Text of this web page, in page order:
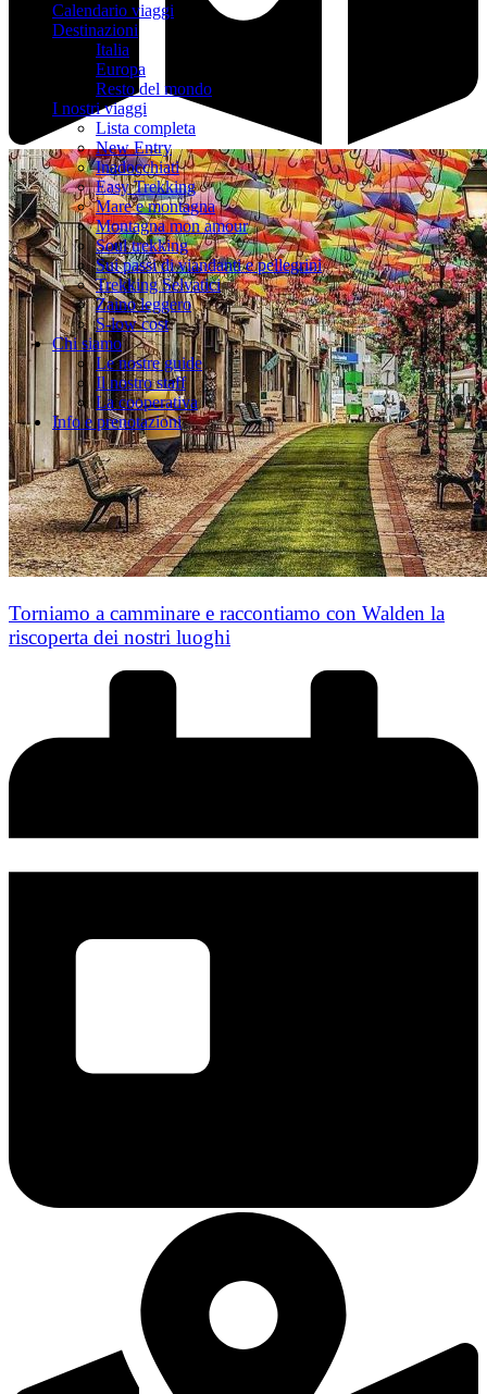
Calendario viaggi
Destinazioni
Italia
Europa
Resto del mondo
I nostri viaggi
Lista completa
New Entry
Inadocchiati
Easy Trekking
Mare e montagna
Montagna mon amour
Soul trekking
Sui passi di viandanti e pellegrini
Trekking Selvatici
Zaino leggero
S-low cost
Chi siamo
Le nostre guide
Il nostro staff
La cooperativa
Info e prenotazioni
Torniamo a camminare e raccontiamo con Walden la
riscoperta dei nostri luoghi